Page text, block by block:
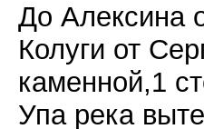
До Алексина
Колуги от
каменной,1
Упа река